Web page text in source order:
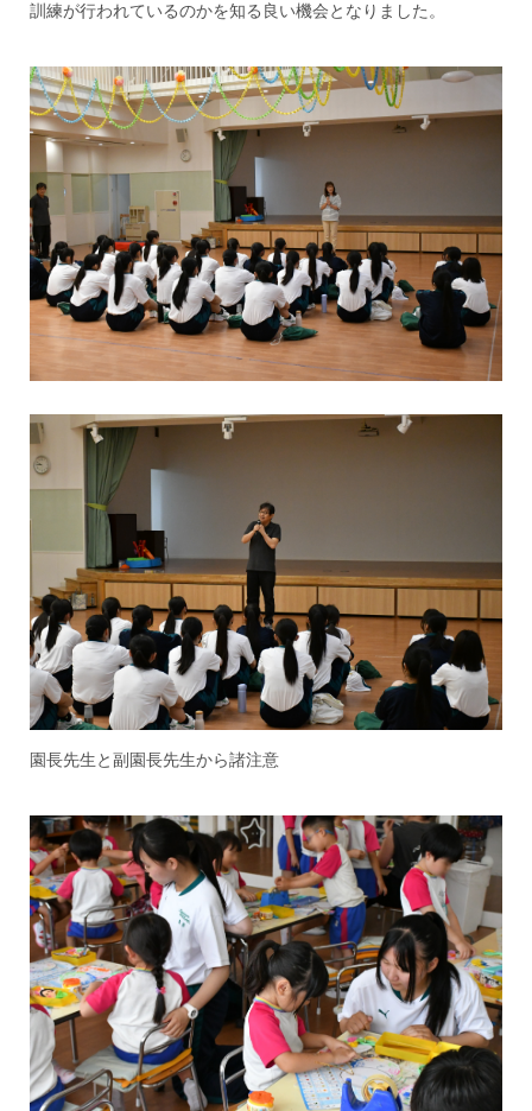
訓練が行われているのかを知る良い機会となりました。
園長先生と副園長先生から諸注意